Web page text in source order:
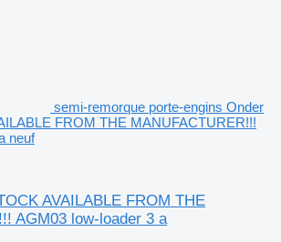
semi-remorque porte-engins Onder
FROM THE MANUFACTURER!!!
neuf
AVAILABLE FROM THE
AGM03 low-loader 3 a